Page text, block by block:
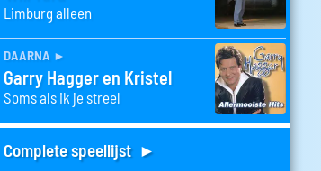
Limburg alleen
daarna ►
Garry Hagger en Kristel
Soms als ik je streel
Complete speellijst ►